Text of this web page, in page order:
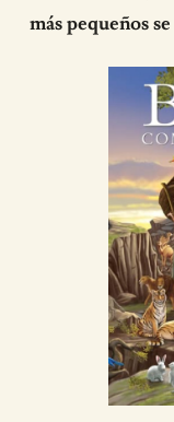
más pequeños